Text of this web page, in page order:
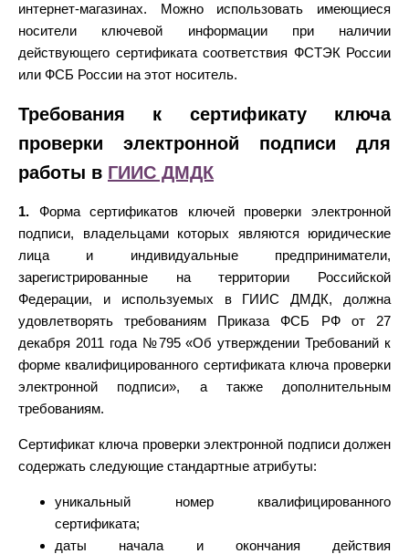
интернет-магазинах. Можно использовать имеющиеся
носители ключевой информации при наличии
действующего сертификата соответствия ФСТЭК России
или ФСБ России на этот носитель.
Требования к сертификату ключа
проверки электронной подписи для
работы в ГИИС ДМДК
1. Форма сертификатов ключей проверки электронной
подписи, владельцами которых являются юридические
лица и индивидуальные предприниматели,
зарегистрированные на территории Российской
Федерации, и используемых в ГИИС ДМДК, должна
удовлетворять требованиям Приказа ФСБ РФ от 27
декабря 2011 года №795 «Об утверждении Требований к
форме квалифицированного сертификата ключа проверки
электронной подписи», а также дополнительным
требованиям.
Сертификат ключа проверки электронной подписи должен
содержать следующие стандартные атрибуты:
уникальный номер квалифицированного
сертификата;
даты начала и окончания действия